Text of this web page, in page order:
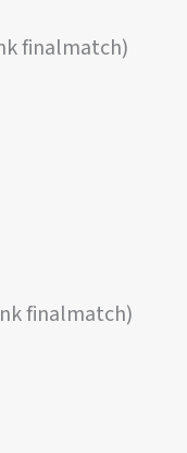
finalmatch)
finalmatch)